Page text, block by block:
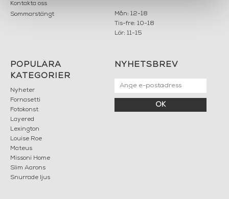
Kontakta oss
Sommarstängt
Mån: 12-18
Tis-fre: 10-18
Lör: 11-15
POPULÄRA
KATEGORIER
Nyheter
Fornasetti
Fotokonst
Layered
Lexington
Louise Roe
Mateus
Missoni Home
Slim Aarons
Snurrade ljus
NYHETSBREV
OK